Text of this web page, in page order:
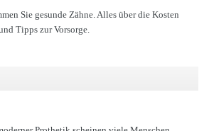
Sie gesunde Zähne. Alles über die Kosten
Tipps zur Vorsorge.